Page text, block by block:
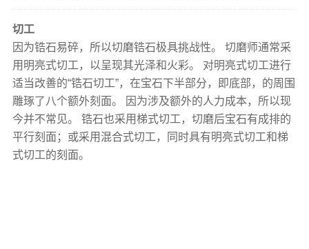
切工
因为锆石易碎，所以切磨锆石极具挑战性。 切磨师通常采
用明亮式切工，以呈现其光泽和火彩。 对明亮式切工进行
适当改善的“锆石切工”，在宝石下半部分，即底部，的周围
雕琢了八个额外刻面。 因为涉及额外的人力成本，所以现
今并不常见。 锆石也采用梯式切工，切磨后宝石有成排的
平行刻面；或采用混合式切工，同时具有明亮式切工和梯
式切工的刻面。